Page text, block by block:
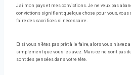
J'ai mon pays et mes convictions. Je ne veux pas
convictions signifient quelque chose pour vous, vous
faire des sacrifices si nécessaire.
Et si vous n’êtes pas prêt à le faire, alors vous
simplement que vous les avez. Mais ce ne sont pas
sont des pensées dans votre tête.